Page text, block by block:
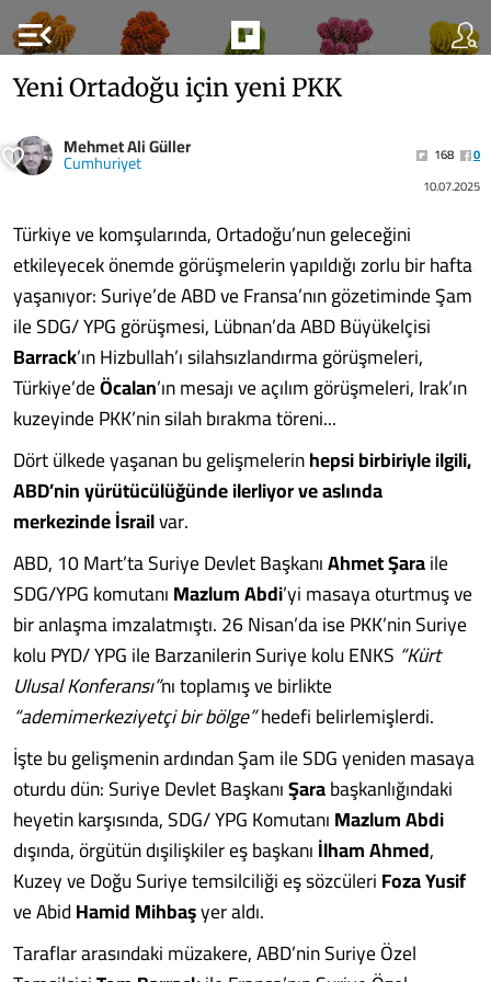
menu_open
Yeni Ortadoğu için yeni PKK
Mehmet Ali Güller
Cumhuriyet 168
0
10.07.2025
Türkiye ve komşularında, Ortadoğu’nun geleceğini
etkileyecek önemde görüşmelerin yapıldığı zorlu bir hafta
yaşanıyor: Suriye’de ABD ve Fransa’nın gözetiminde Şam
ile SDG/ YPG görüşmesi, Lübnan’da ABD Büyükelçisi
Barrack’ın Hizbullah’ı silahsızlandırma görüşmeleri,
Türkiye’deÖcalan’ın mesajı ve açılım görüşmeleri, Irak’ın
kuzeyinde PKK’nin silah bırakma töreni...
Dört ülkede yaşanan bu gelişmelerinhepsi birbiriyle ilgili,
ABD’nin yürütücülüğünde ilerliyor ve aslında
merkezinde İsrailvar.
ABD, 10 Mart’ta Suriye Devlet BaşkanıAhmet Şaraile
SDG/YPG komutanıMazlum Abdi’yi masaya oturtmuş ve
bir anlaşma imzalatmıştı. 26 Nisan’da ise PKK’nin Suriye
kolu PYD/ YPG ile Barzanilerin Suriye kolu ENKS “Kürt
Ulusal Konferansı”nı toplamış ve birlikte
“ademimerkeziyetçi bir bölge”hedefi belirlemişlerdi.
İşte bu gelişmenin ardından Şam ile SDG yeniden masaya
oturdu dün: Suriye Devlet BaşkanıŞarabaşkanlığındaki
heyetin karşısında, SDG/ YPG KomutanıMazlum Abdi
dışında, örgütün dışilişkiler eş başkanıİlham Ahmed,
Kuzey ve Doğu Suriye temsilciliği eş sözcüleriFoza Yusif
ve AbidHamid Mihbaşyer aldı.
Taraflar arasındaki müzakere, ABD’nin Suriye Özel